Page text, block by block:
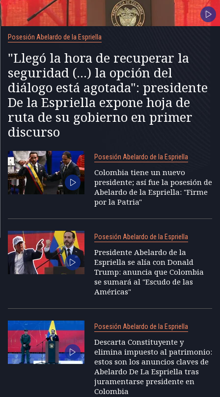
Posesión Abelardo de la Espriella
"Llegó la hora de recuperar la
seguridad (...) la opción del
diálogo está agotada": presidente
De la Espriella expone hoja de
ruta de su gobierno en primer
discurso
Posesión Abelardo de la Espriella
Colombia tiene un nuevo
presidente; así fue la posesión de
Abelardo de la Espriella: "Firme
por la Patria"
Posesión Abelardo de la Espriella
Presidente Abelardo de la
Espriella se alía con Donald
Trump: anuncia que Colombia
se sumará al "Escudo de las
Américas"
Posesión Abelardo de la Espriella
Descarta Constituyente y
elimina impuesto al patrimonio:
estos son los anuncios claves de
Abelardo De La Espriella tras
juramentarse presidente en
Colombia